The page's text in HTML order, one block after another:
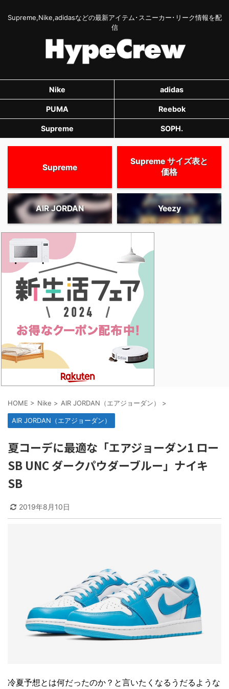
Supreme,Nike,adidasなどの最新アイテム･スニーカー･リーク情報を配
信
Nike adidas
PUMA Reebok
Supreme SOPH.
Supreme
Supreme サイズ表と
価格
AIR JORDAN Yeezy
HOME > Nike > AIR JORDAN（エアジョーダン） >
AIR JORDAN（エアジョーダン）
夏コーデに最適な「エアジョーダン1 ロー
SB UNC ダークパウダーブルー」ナイキ
SB
2019年8月10日
冷夏予想とは何だったのか？と言いたくなるうだるような